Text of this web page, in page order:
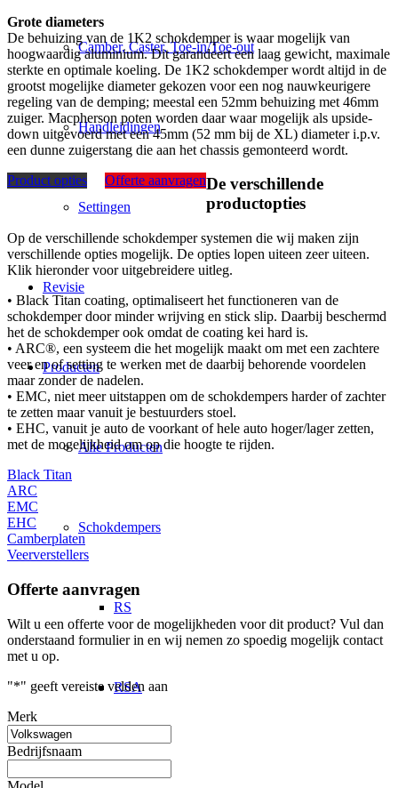
Camber, Caster, Toe-in/Toe-out
Handleidingen
Settingen
Revisie
Producten
Alle Producten
Schokdempers
RS
RSA
Grote diameters
De behuizing van de 1K2 schokdemper is waar mogelijk van
hoogwaardig aluminium. Dit garandeert een laag gewicht, maximale
sterkte en optimale koeling. De 1K2 schokdemper wordt altijd in de
grootst mogelijke diameter gekozen voor een nog nauwkeurigere
regeling van de demping; meestal een 52mm behuizing met 46mm
zuiger. Macpherson poten worden daar waar mogelijk als upside-
down uitgevoerd met een 45mm (52 mm bij de XL) diameter i.p.v.
een dunne zuigerstang die aan het chassis gemonteerd wordt.
Product opties
Offerte aanvragenDe verschillende
productopties
Op de verschillende schokdemper systemen die wij maken zijn
verschillende opties mogelijk. De opties lopen uiteen zeer uiteen.
Klik hieronder voor uitgebreidere uitleg.
• Black Titan coating, optimaliseert het functioneren van de
schokdemper door minder wrijving en stick slip. Daarbij beschermd
het de schokdemper ook omdat de coating kei hard is.
• ARC®, een systeem die het mogelijk maakt om met een zachtere
veer en of setting te werken met de daarbij behorende voordelen
maar zonder de nadelen.
• EMC, niet meer uitstappen om de schokdempers harder of zachter
te zetten maar vanuit je bestuurders stoel.
• EHC, vanuit je auto de voorkant of hele auto hoger/lager zetten,
met de mogelijkheid om op die hoogte te rijden.
Black Titan
ARC
EMC
EHC
Camberplaten
Veerverstellers
Offerte aanvragen
Wilt u een offerte voor de mogelijkheden voor dit product? Vul dan
onderstaand formulier in en wij nemen zo spoedig mogelijk contact
met u op.
"*" geeft vereiste velden aan
Merk
Bedrijfsnaam